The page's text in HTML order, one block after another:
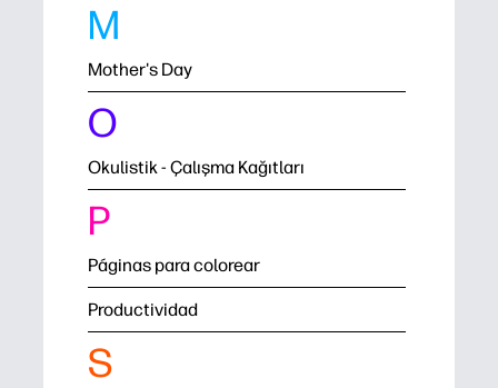
M
Mother's Day
O
Okulistik - Çalışma Kağıtları
P
Páginas para colorear
Productividad
S